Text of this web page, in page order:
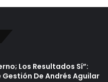
Los Resultados Sí”:
De Andrés Aguilar